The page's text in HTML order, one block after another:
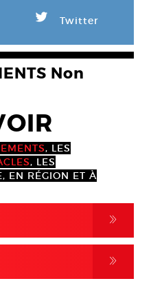
L Twitter
Non
, LES
, LES
EN RÉGION ET À
,
,